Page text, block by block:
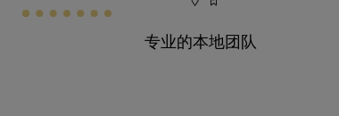
专业的本地团队